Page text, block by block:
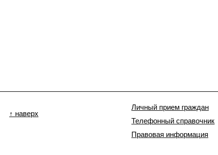
↑ наверх
Личный прием граждан
Телефонный справочник
Правовая информация